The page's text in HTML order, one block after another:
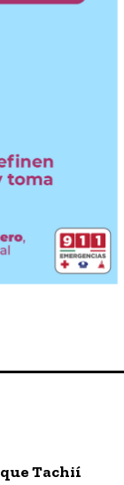
Tachií